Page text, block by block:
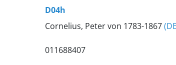
D04h
Cornelius, Peter von 1783-1867
011688407